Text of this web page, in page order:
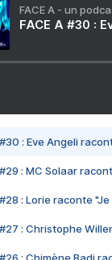
FACE A - un
FACE A #30 :
#30 : Eve Angeli
#29 : MC Solaar
#28 : Lorie raconte
#27 : Christophe